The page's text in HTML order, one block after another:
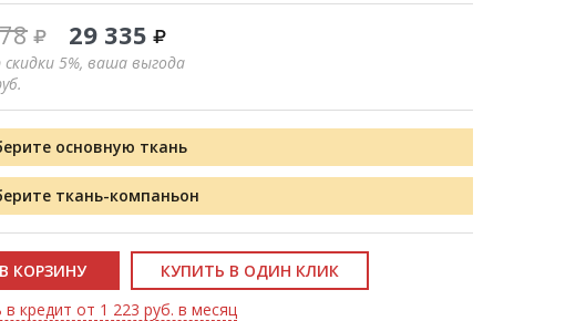
29 335
скидки 5%, ваша выгода
основную ткань
ткань-компаньон
В КОРЗИНУ
КУПИТЬ В ОДИН КЛИК
в кредит от 1 223 руб. в месяц